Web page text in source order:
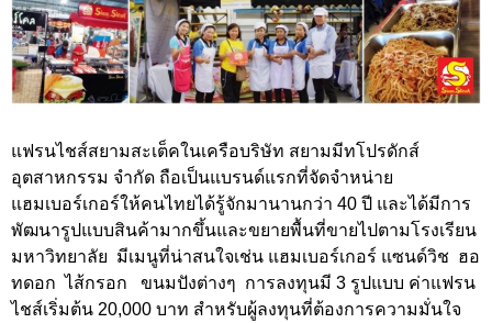
แฟรนไชส์สยามสะเต็คในเครือบริษัท สยามมีทโปรดักส์
อุตสาหกรรม จำกัด ถือเป็นแบรนด์แรกที่จัดจำหน่าย
แฮมเบอร์เกอร์ให้คนไทยได้รู้จักมานานกว่า 40 ปี และได้มีการ
พัฒนารูปแบบสินค้ามากขึ้นและขยายพื้นที่ขายไปตามโรงเรียน
มหาวิทยาลัย มีเมนูที่น่าสนใจเช่น แฮมเบอร์เกอร์ แซนด์วิช ฮอ
ทดอก ไส้กรอก ขนมปังต่างๆ การลงทุนมี 3 รูปแบบ ค่าแฟรน
ไชส์เริ่มต้น 20,000 บาท สำหรับผู้ลงทุนที่ต้องการความมั่นใจ